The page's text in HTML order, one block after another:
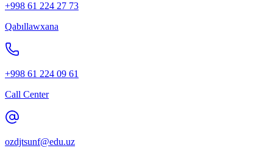
+998 61 224 27 73
Qabıllawxana
+998 61 224 09 61
Call Center
ozdjtsunf@edu.uz